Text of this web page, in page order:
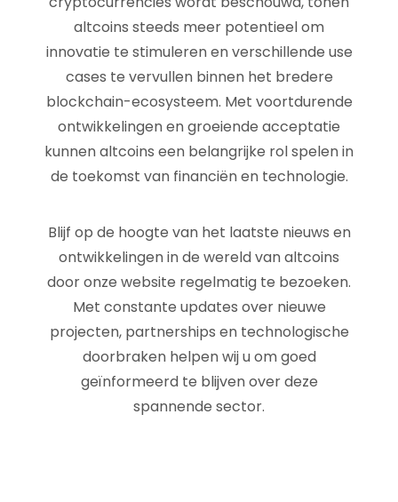
altcoins steeds meer potentieel om
innovatie te stimuleren en verschillende use
cases te vervullen binnen het bredere
blockchain-ecosysteem. Met voortdurende
ontwikkelingen en groeiende acceptatie
kunnen altcoins een belangrijke rol spelen in
de toekomst van financiën en technologie.
Blijf op de hoogte van het laatste nieuws en
ontwikkelingen in de wereld van altcoins
door onze website regelmatig te bezoeken.
Met constante updates over nieuwe
projecten, partnerships en technologische
doorbraken helpen wij u om goed
geïnformeerd te blijven over deze
spannende sector.